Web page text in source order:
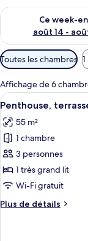
Ce week-
août 14 -
Vérifier la
Filtres
disponibles
pour
les
chambres
Toutes les chambres
Affichage de 6
Afficher
toutes
les
photos
pour
ce
type
chambre :
5
Penthouse,
55 m²
1 chambre
3 personnes
1 très grand lit
Wi-Fi gratuit
Plus de détails
Plus